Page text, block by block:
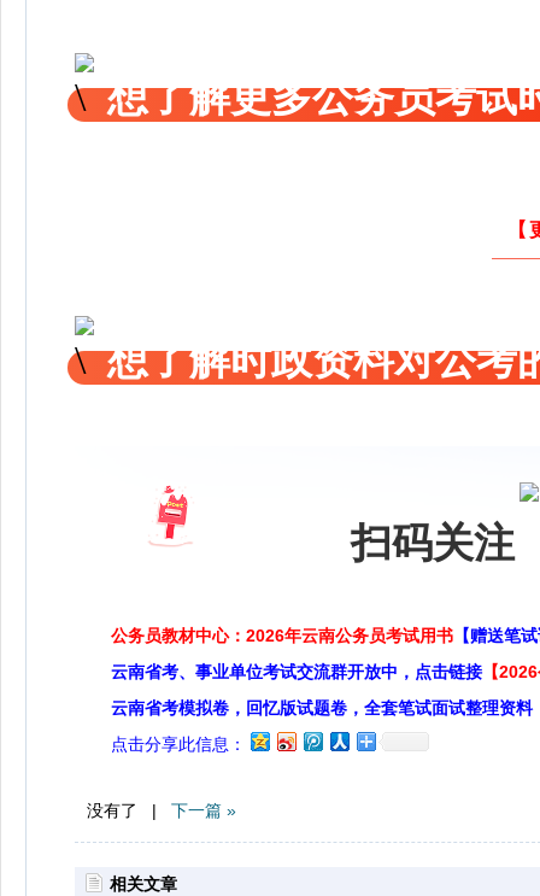
想了解更多公务员考试
想了解时政资料对公考
扫码关注
公务员教材中心：2026年云南公务员考试用书 【赠送笔
云南省考、事业单位考试交流群开放中，点击链接 【
云南省考模拟卷，回忆版试题卷，全套笔试面试整理资料
点击分享此信息：
没有了 | 下一篇 »
相关文章